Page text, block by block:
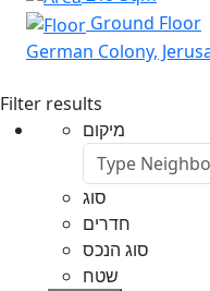
Ground Floor
German Colony,
Filter results
מיקום
סוג
חדרים
סוג הנכס
שטח